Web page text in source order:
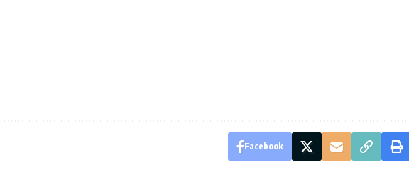
Facebook